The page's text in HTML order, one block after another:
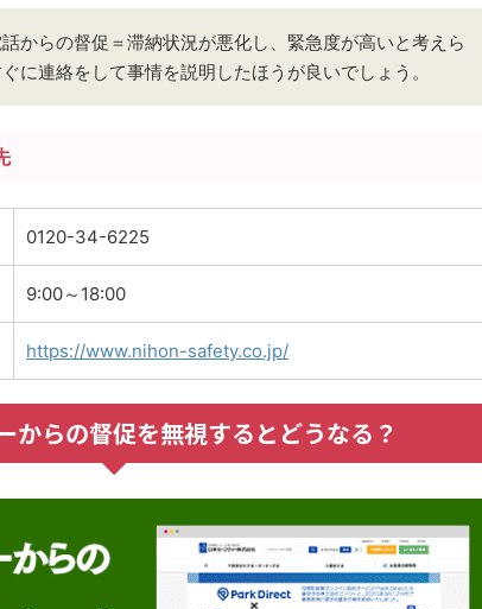
からの督促＝滞納状況が悪化し、緊急度が高いと考えら
に連絡をして事情を説明したほうが良いでしょう。
0120-34-6225
9:00～18:00
https://www.nihon-safety.co.jp/
からの督促を無視するとどうなる？